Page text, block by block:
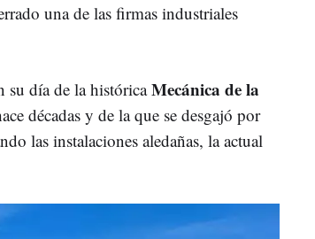
una de las firmas industriales
su día de la históricaMecánica de la
décadas y de la que se desgajó por
las instalaciones aledañas, la actual